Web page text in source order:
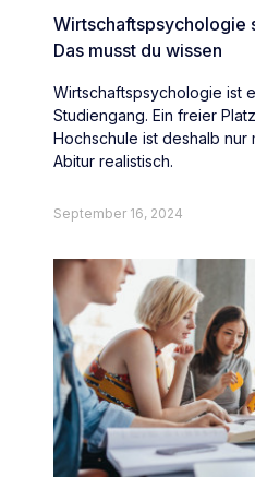
Wirtschaftspsychologie
Das musst du wissen
Wirtschaftspsychologie ist
Studiengang. Ein freier
Hochschule ist deshalb nur
Abitur realistisch.
September 16, 2024